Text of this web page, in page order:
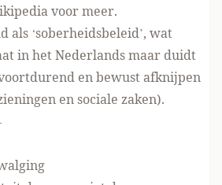
voor meer.
als ‘soberheidsbeleid’, wat
in het Nederlands maar duidt
en bewust afknijpen
en sociale zaken).